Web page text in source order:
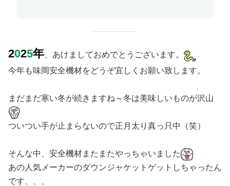
2025年 、あけましておめでとうございます。
今年も味岡安全機材をどうぞ宜しくお願い致します。
まだまだ寒い冬が続きますね～冬は美味しいものが沢山
ついつい手が止まらないので正月太り真っ只中（笑）
そんな中、安全機材またまたやっちゃいました
あの人気メーカーのダウンジャケットゲットしちゃったん
です、、、